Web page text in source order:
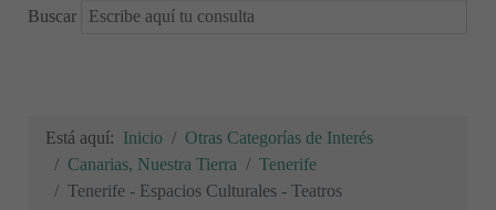
Buscar
Está aquí: Inicio
Otras Categorías de Interés
Canarias, Nuestra Tierra
Tenerife
Tenerife - Espacios Culturales - Teatros